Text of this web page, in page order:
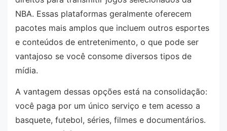
NBA. Essas plataformas geralmente oferecem
pacotes mais amplos que incluem outros esportes
e conteúdos de entretenimento, o que pode ser
vantajoso se você consome diversos tipos de
mídia.
A vantagem dessas opções está na consolidação:
você paga por um único serviço e tem acesso a
basquete, futebol, séries, filmes e documentários.